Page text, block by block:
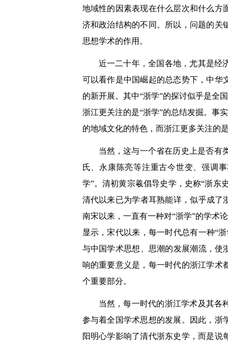
地域性的因素表现在什么层次和什么方
济和政治结构的不同。所以，问题的关
思想学术的作用。
近一二十年，全国各地，尤其是经
可以看作是中国崛起的总态势下，中华
的新开展。其中“浙学”的探讨似乎是全
浙江更关注的是“浙学”的总结发掘。事
的地域文化的特色，而浙江更多关注的
当然，这与一个省在历史上是否有
氏、永康陈亮等注重古今世变、强调
学”。清初黄宗羲倡导史学，史称“浙东
清代以来已为学者耳熟能详，似乎成了
南宋以来，一直有一种对“浙学”的学术
显示，宋代以来，每一时代总有一种“
与中国学术思想、思潮的发展潮流，使
响的重要意义是，每一时代的浙江学
个重要部分。
当然，每一时代的浙江学术及其各
参与着全国学术思想的发展。因此，浙
阳明心学影响了清代浙东史学，而是